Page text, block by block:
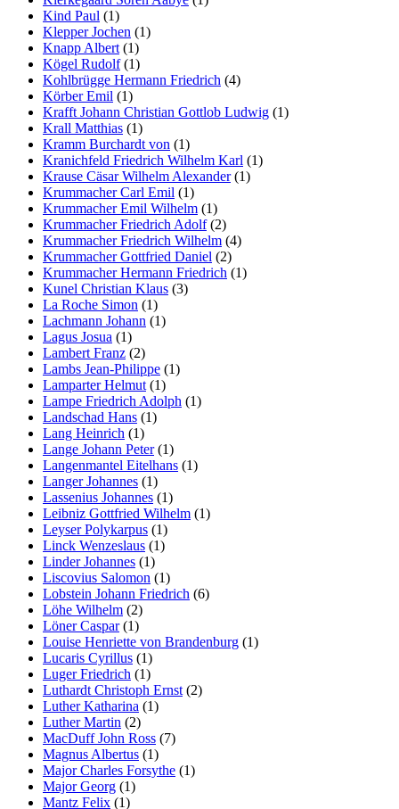
Kind Paul (1)
Klepper Jochen (1)
Knapp Albert (1)
Kögel Rudolf(1)
Kohlbrügge Hermann Friedrich (4)
Körber Emil (1)
Krafft Johann Christian Gottlob Ludwig (1)
Krall Matthias (1)
Kramm Burchardt von (1)
Kranichfeld Friedrich Wilhelm Karl (1)
Krause Cäsar Wilhelm Alexander(1)
Krummacher Carl Emil (1)
Krummacher Emil Wilhelm (1)
Krummacher Friedrich Adolf(2)
Krummacher Friedrich Wilhelm (4)
Krummacher Gottfried Daniel (2)
Krummacher Hermann Friedrich (1)
Kunel Christian Klaus (3)
La Roche Simon (1)
Lachmann Johann (1)
Lagus Josua (1)
Lambert Franz (2)
Lambs Jean-Philippe (1)
Lamparter Helmut (1)
Lampe Friedrich Adolph (1)
Landschad Hans (1)
Lang Heinrich (1)
Lange Johann Peter(1)
Langenmantel Eitelhans (1)
Langer Johannes (1)
Lassenius Johannes (1)
Leibniz Gottfried Wilhelm (1)
Leyser Polykarpus (1)
Linck Wenzeslaus (1)
Linder Johannes (1)
Liscovius Salomon (1)
Lobstein Johann Friedrich (6)
Löhe Wilhelm (2)
Löner Caspar(1)
Louise Henriette von Brandenburg (1)
Lucaris Cyrillus (1)
Luger Friedrich (1)
Luthardt Christoph Ernst (2)
Luther Katharina (1)
Luther Martin (2)
MacDuff John Ross (7)
Magnus Albertus (1)
Major Charles Forsythe (1)
Major Georg (1)
Mantz Felix (1)